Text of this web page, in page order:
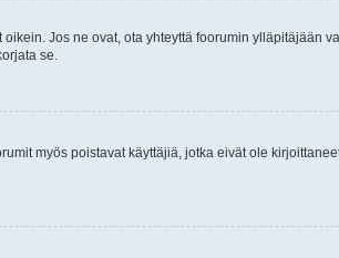
Jos ne ovat, ota yhteyttä foorumin ylläpitäjään
se.
myös poistavat käyttäjiä, jotka eivät ole